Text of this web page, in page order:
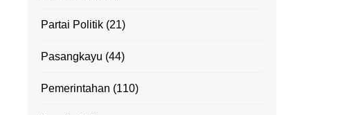
Partai Politik (21)
Pasangkayu (44)
Pemerintahan (110)